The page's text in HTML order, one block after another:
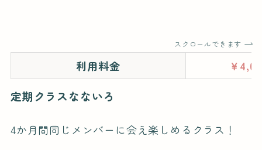
スクロールできます
利用料金 ￥
定期クラスなないろ
4か月間同じメンバーに会え楽しめるクラス！